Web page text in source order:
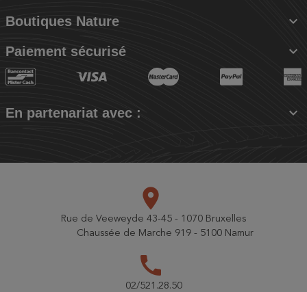
Boutiques Nature 
Paiement sécurisé 
En partenariat avec : 
place
Rue de Veeweyde 43-45 - 1070 Bruxelles
Chaussée de Marche 919 - 5100 Namur
call
02/521.28.50